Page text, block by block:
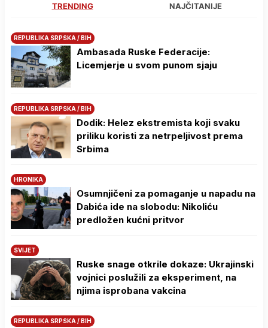
TRENDING NAJČITANIJE
REPUBLIKA SRPSKA / BIH
Ambasada Ruske Federacije:
Licemjerje u svom punom sjaju
REPUBLIKA SRPSKA / BIH
Dodik: Helez ekstremista koji svaku
priliku koristi za netrpeljivost prema
Srbima
HRONIKA
Osumnjičeni za pomaganje u napadu na
Dabića ide na slobodu: Nikoliću
predložen kućni pritvor
SVIJET
Ruske snage otkrile dokaze: Ukrajinski
vojnici poslužili za eksperiment, na
njima isprobana vakcina
REPUBLIKA SRPSKA / BIH